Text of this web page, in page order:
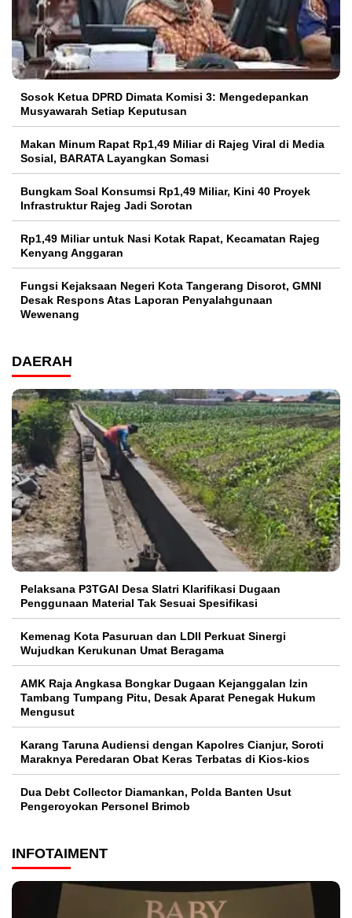
Sosok Ketua DPRD Dimata Komisi 3: Mengedepankan
Musyawarah Setiap Keputusan
Makan Minum Rapat Rp1,49 Miliar di Rajeg Viral di Media
Sosial, BARATA Layangkan Somasi
Bungkam Soal Konsumsi Rp1,49 Miliar, Kini 40 Proyek
Infrastruktur Rajeg Jadi Sorotan
Rp1,49 Miliar untuk Nasi Kotak Rapat, Kecamatan Rajeg
Kenyang Anggaran
Fungsi Kejaksaan Negeri Kota Tangerang Disorot, GMNI
Desak Respons Atas Laporan Penyalahgunaan
Wewenang
DAERAH
Pelaksana P3TGAI Desa Slatri Klarifikasi Dugaan
Penggunaan Material Tak Sesuai Spesifikasi
Kemenag Kota Pasuruan dan LDII Perkuat Sinergi
Wujudkan Kerukunan Umat Beragama
AMK Raja Angkasa Bongkar Dugaan Kejanggalan Izin
Tambang Tumpang Pitu, Desak Aparat Penegak Hukum
Mengusut
Karang Taruna Audiensi dengan Kapolres Cianjur, Soroti
Maraknya Peredaran Obat Keras Terbatas di Kios-kios
Dua Debt Collector Diamankan, Polda Banten Usut
Pengeroyokan Personel Brimob
INFOTAIMENT